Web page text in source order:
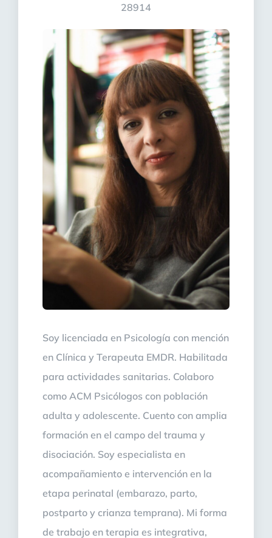
28914
Soy licenciada en Psicología con mención
en Clínica y Terapeuta EMDR. Habilitada
para actividades sanitarias. Colaboro
como ACM Psicólogos con población
adulta y adolescente. Cuento con amplia
formación en el campo del trauma y
disociación. Soy especialista en
acompañamiento e intervención en la
etapa perinatal (embarazo, parto,
postparto y crianza temprana). Mi forma
de trabajo en terapia es integrativa,